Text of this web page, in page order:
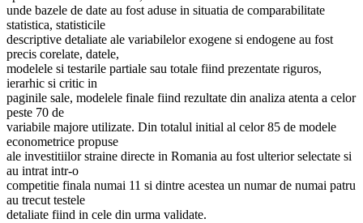
unde bazele de date au fost aduse in situatia de comparabilitate
statistica, statisticile
descriptive detaliate ale variabilelor exogene si endogene au fost
precis corelate, datele,
modelele si testarile partiale sau totale fiind prezentate riguros,
ierarhic si critic in
paginile sale, modelele finale fiind rezultate din analiza atenta a celor
peste 70 de
variabile majore utilizate. Din totalul initial al celor 85 de modele
econometrice propuse
ale investitiilor straine directe in Romania au fost ulterior selectate si
au intrat intr-o
competitie finala numai 11 si dintre acestea un numar de numai patru
au trecut testele
detaliate fiind in cele din urma validate.